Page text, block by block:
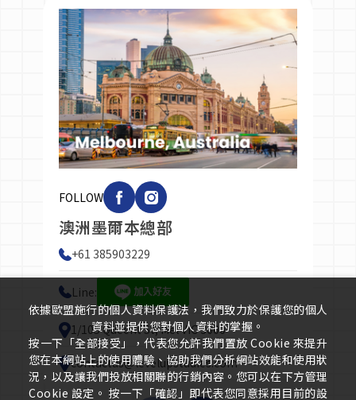
FOLLOW
台灣台北辦公室
Phone: +886 22523 9921
Wechat: levelup.taiwan
台北市中山區民生西路16號8樓之6
(不提供移民服務，移民業務皆由墨爾本辦公室
處理)
依據歐盟施行的個人資料保護法，我們致力於保護您的個人
資料並提供您對個人資料的掌握。
按一下「全部接受」，代表您允許我們置放 Cookie 來提升
您在本網站上的使用體驗、協助我們分析網站效能和使用狀
況，以及讓我們投放相關聯的行銷內容。您可以在下方管理
Cookie 設定。 按一下「確認」即代表您同意採用目前的設